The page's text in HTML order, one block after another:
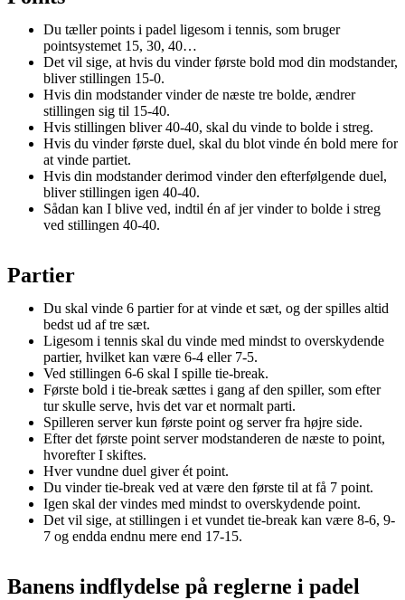
Du tæller points i padel ligesom i tennis, som bruger
pointsystemet 15, 30, 40…
Det vil sige, at hvis du vinder første bold mod din modstander,
bliver stillingen 15-0.
Hvis din modstander vinder de næste tre bolde, ændrer
stillingen sig til 15-40.
Hvis stillingen bliver 40-40, skal du vinde to bolde i streg.
Hvis du vinder første duel, skal du blot vinde én bold mere for
at vinde partiet.
Hvis din modstander derimod vinder den efterfølgende duel,
bliver stillingen igen 40-40.
Sådan kan I blive ved, indtil én af jer vinder to bolde i streg
ved stillingen 40-40.
Partier
Du skal vinde 6 partier for at vinde et sæt, og der spilles altid
bedst ud af tre sæt.
Ligesom i tennis skal du vinde med mindst to overskydende
partier, hvilket kan være 6-4 eller 7-5.
Ved stillingen 6-6 skal I spille tie-break.
Første bold i tie-break sættes i gang af den spiller, som efter
tur skulle serve, hvis det var et normalt parti.
Spilleren server kun første point og server fra højre side.
Efter det første point server modstanderen de næste to point,
hvorefter I skiftes.
Hver vundne duel giver ét point.
Du vinder tie-break ved at være den første til at få 7 point.
Igen skal der vindes med mindst to overskydende point.
Det vil sige, at stillingen i et vundet tie-break kan være 8-6, 9-
7 og endda endnu mere end 17-15.
Banens indflydelse på reglerne i padel